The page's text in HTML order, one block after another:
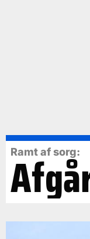
Ramt af sorg: